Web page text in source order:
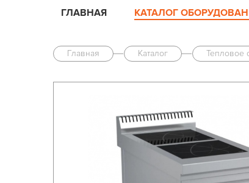
ГЛАВНАЯ КАТАЛОГ
Главная Каталог Тепловое